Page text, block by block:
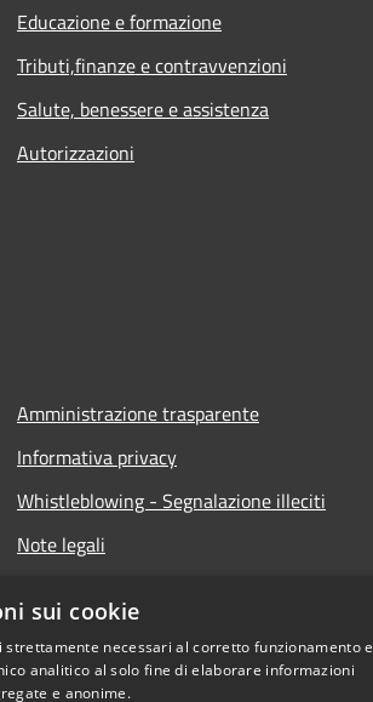
Educazione e formazione
Tributi,finanze e contravvenzioni
Salute, benessere e assistenza
Autorizzazioni
Amministrazione trasparente
Informativa privacy
Whistleblowing - Segnalazione illeciti
Note legali
sui cookie
necessari al corretto funzionamento e
analitico al solo fine di elaborare informazioni
e anonime.